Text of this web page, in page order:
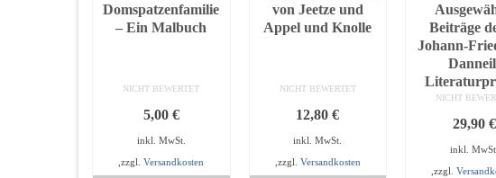
Domspatzenfamilie
– Ein Malbuch
NICHT BEWERTET
5,00 €
inkl. MwSt.
,zzgl.Versandkosten
von Jeetze und
Appel und Knolle
NICHT BEWERTET
12,80€
inkl. MwSt.
,zzgl. Versandkosten
Beiträge
Johann-
NICHT
29,90 €
inkl. MwSt.
,zzgl.